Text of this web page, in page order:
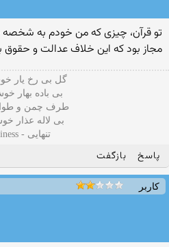
تو قرآن، چیزی كه من خودم به
مجاز بود كه این خلاف عدالت و حقوق
گل بی رخ یار
بی باده بهار
طرف چمن و
بی لاله عذار
تنهایی - loneliness
پاسخ بازگفت
کاربر